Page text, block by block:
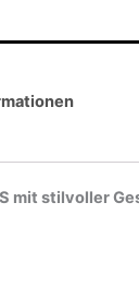
mit stilvoller